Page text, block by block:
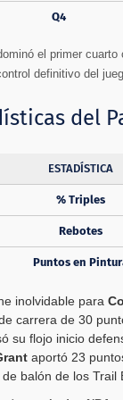
Q4
el primer
definitivo del
del
ESTADÍSTICA
% Triples
Rebotes
Puntos en
inolvidable para
carrera de 30
su flojo inicio
aportó 23
balón de los Trail